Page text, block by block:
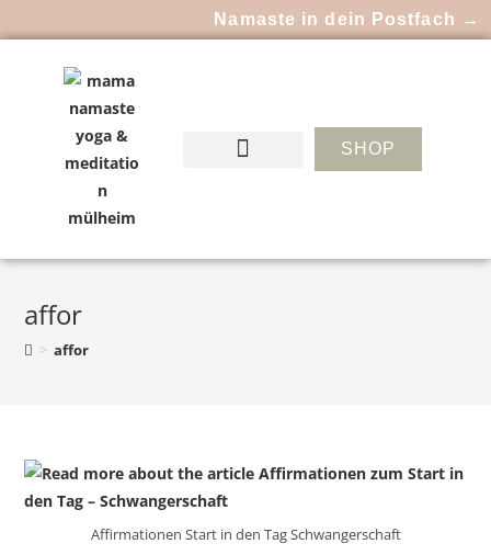
Namaste in dein Postfach →
SHOP
affor
> affor
Affirmationen Start in den Tag Schwangerschaft